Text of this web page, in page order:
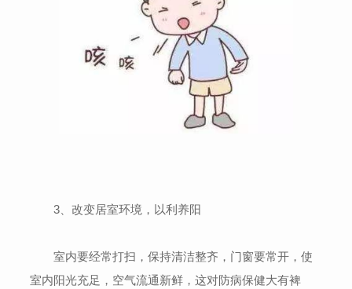
3、改变居室环境，以利养阳
室内要经常打扫，保持清洁整齐，门窗要常开，使
室内阳光充足，空气流通新鲜，这对防病保健大有裨